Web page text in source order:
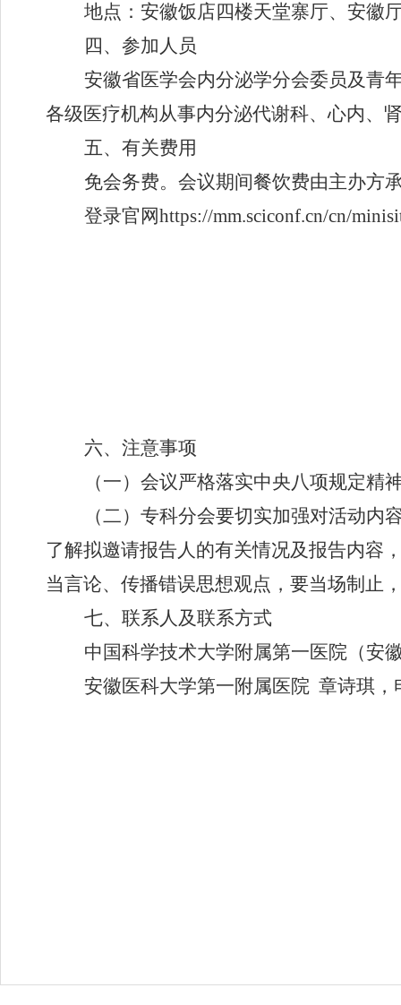
地点 ：安徽饭店四楼天堂寨厅、 安徽
四、参加人员
安徽省医学会内分泌学分会委员及青
各级医疗机构从事内分泌代谢科、心内、
五、有关费用
免会务费。 会议期间餐饮费由主办方
登录官网https://mm.sciconf.cn/cn/
六、注意事项
（一）会议严格落实中央八项规定精
（二）专科分会要切实加强对活动
了解拟邀请报告人的有关情况及报告内容
当言论、传播错误思想观点，要当场制止
七、联系人及联系方式
中国科学技术大学附属第一医院 （安
安徽医科大学第一附属医院 章诗琪，